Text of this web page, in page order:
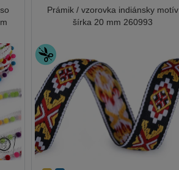
Prámik / vzorovka indiánsky motív
šírka 20 mm 260993